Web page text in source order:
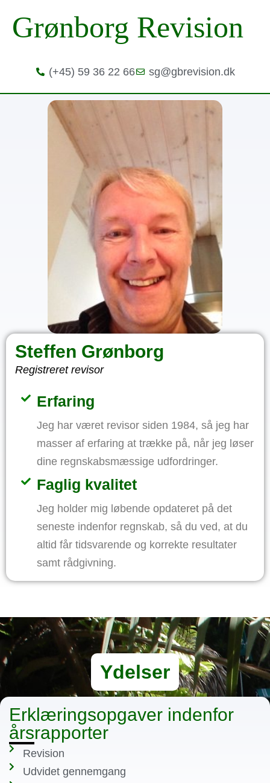
Grønborg Revision
(+45) 59 36 22 66 sg@gbrevision.dk
Steffen Grønborg
Registreret revisor
Erfaring
Jeg har været revisor siden 1984, så jeg har
masser af erfaring at trække på, når jeg løser
dine regnskabsmæssige udfordringer.
Faglig kvalitet
Jeg holder mig løbende opdateret på det
seneste indenfor regnskab, så du ved, at du
altid får tidsvarende og korrekte resultater
samt rådgivning.
Ydelser
Erklæringsopgaver indenfor
årsrapporter
Revision
Udvidet gennemgang